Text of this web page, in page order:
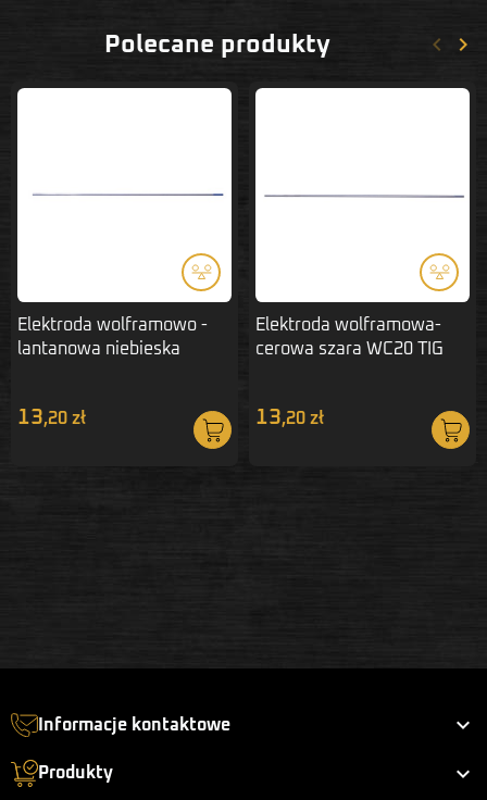
Polecane produkty keyboard_arrow_left keyboard_arrow_right
Elektroda wolframowo -
lantanowa niebieska
13,20 zł
Elektroda wolframowa-
cerowa szara WC20 TIG
13,20 zł
Informacje kontaktowe 
Produkty 